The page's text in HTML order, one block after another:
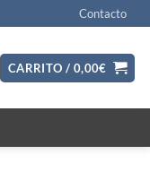
Contacto
CARRITO / 0,00€